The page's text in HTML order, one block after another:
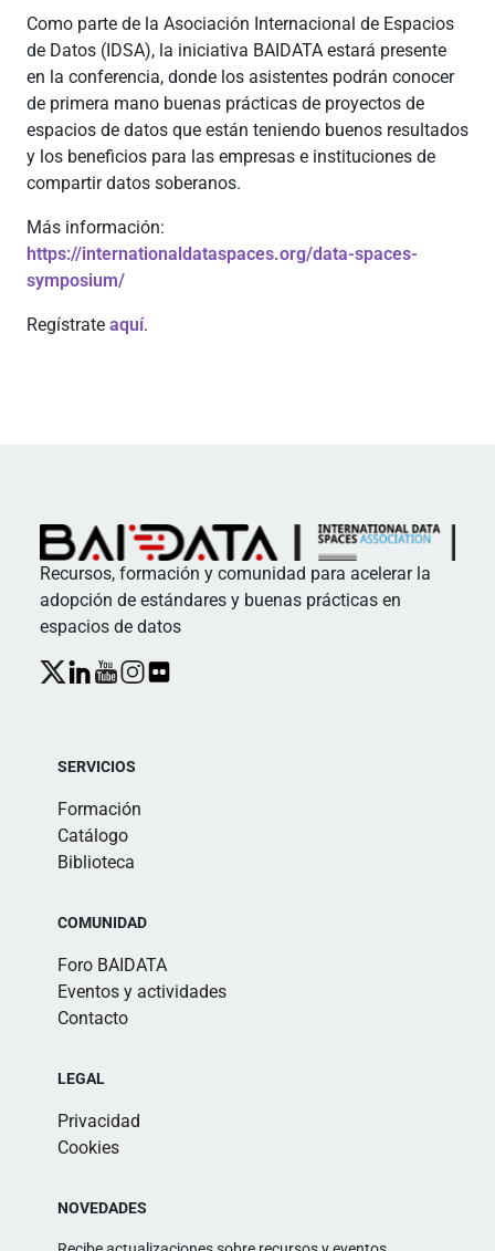
Como parte de la Asociación Internacional de Espacios
de Datos (IDSA), la iniciativa BAIDATA estará presente
en la conferencia, donde los asistentes podrán conocer
de primera mano buenas prácticas de proyectos de
espacios de datos que están teniendo buenos resultados
y los beneficios para las empresas e instituciones de
compartir datos soberanos.
Más información:
https://internationaldataspaces.org/data-spaces-
symposium/
Regístrate aquí.
Recursos, formación y comunidad para acelerar la
adopción de estándares y buenas prácticas en
espacios de datos
SERVICIOS
Formación
Catálogo
Biblioteca
COMUNIDAD
Foro BAIDATA
Eventos y actividades
Contacto
LEGAL
Privacidad
Cookies
NOVEDADES